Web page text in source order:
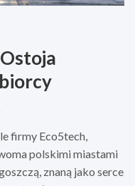
firmy Eco5tech,
polskimi miastami
znaną jako serce